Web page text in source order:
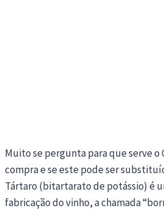
Muito se pergunta para que serve o
compra e se este pode ser
Tártaro (bitartarato de potássio) é
fabricação do vinho, a chamada